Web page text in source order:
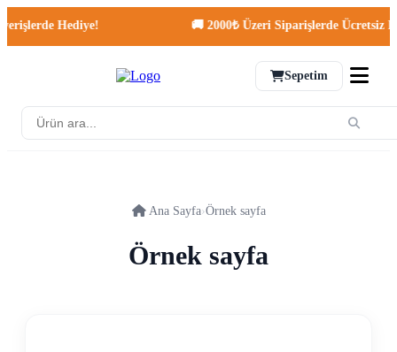
Hediye! 🚚 2000₺ Üzeri Siparişlerde Ücretsiz
Sepetim
Ana Sayfa›Örnek sayfa
Örnek sayfa